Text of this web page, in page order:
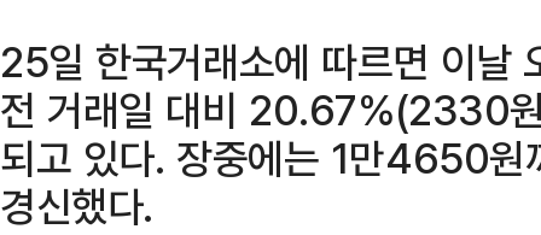
25일 한국거래소에 따르면 이날
전 거래일 대비 20.67%(2330
되고 있다. 장중에는 1만4650원
경신했다.